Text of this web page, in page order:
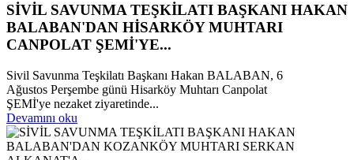
SİVİL SAVUNMA TEŞKİLATI BAŞKANI HAKAN
BALABAN'DAN HİSARKÖY MUHTARI
CANPOLAT ŞEMİ'YE...
Sivil Savunma Teşkilatı Başkanı Hakan BALABAN, 6
Ağustos Perşembe günü Hisarköy Muhtarı Canpolat
ŞEMİ'ye nezaket ziyaretinde...
Devamını oku